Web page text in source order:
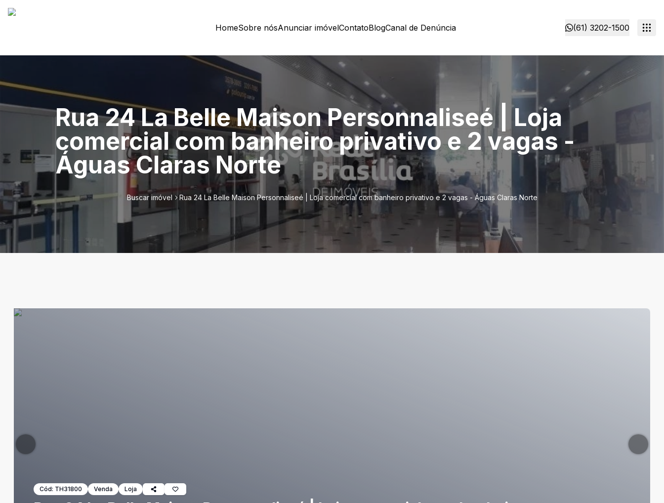
HomeSobre nósAnunciar imóvelContatoBlogCanal de Denúncia (61) 3202-1500
Rua 24 La Belle Maison Personnaliseé | Loja
comercial com banheiro privativo e 2 vagas -
Águas Claras Norte
Buscar imóvel Rua 24 La Belle Maison Personnaliseé | Loja comercial com banheiro privativo e 2 vagas - Águas Claras Norte
Cód: TH31800 Venda Loja